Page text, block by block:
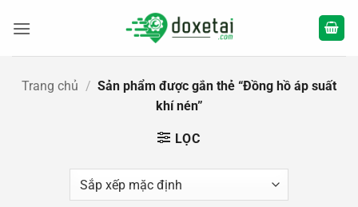
qua
Trang chủ / Sản phẩm được gắn thẻ “Đồng hồ áp suất
khí nén”
LỌC